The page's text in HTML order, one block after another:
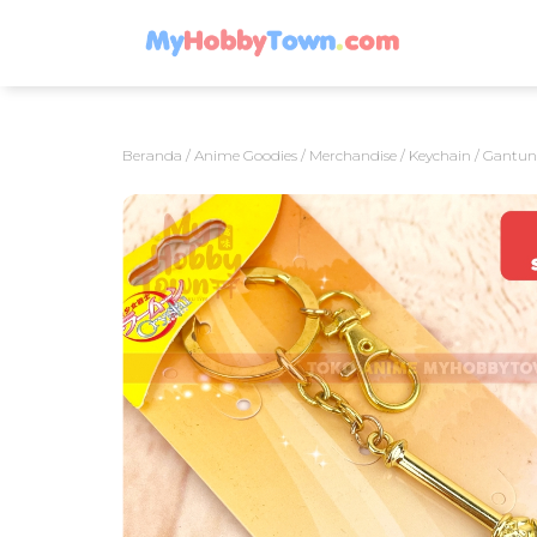
Beranda / Anime Goodies / Merchandise / Keychain /